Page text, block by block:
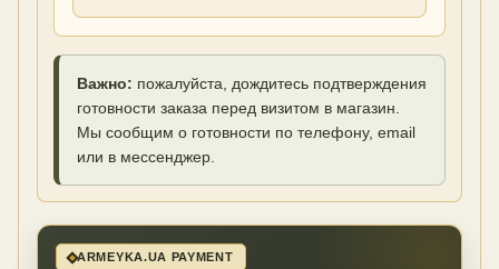
Важно: пожалуйста, дождитесь подтверждения
готовности заказа перед визитом в магазин.
Мы сообщим о готовности по телефону, email
или в мессенджер.
ARMEYKA.UA PAYMENT